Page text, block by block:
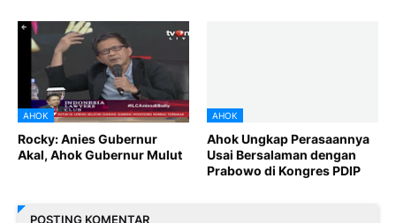
AHOK
Rocky: Anies Gubernur
Akal, Ahok Gubernur Mulut
AHOK
Ahok Ungkap Perasaannya
Usai Bersalaman dengan
Prabowo di Kongres PDIP
POSTING KOMENTAR